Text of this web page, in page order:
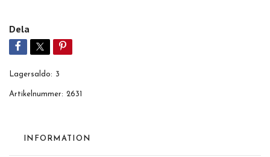
Dela
Lagersaldo: 3
Artikelnummer: 2631
INFORMATION